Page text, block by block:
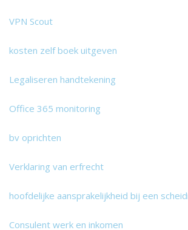
VPN Scout
kosten zelf boek uitgeven
Legaliseren handtekening
Office 365 monitoring
bv oprichten
Verklaring van erfrecht
hoofdelijke aansprakelijkheid bij een
Consulent werk en inkomen